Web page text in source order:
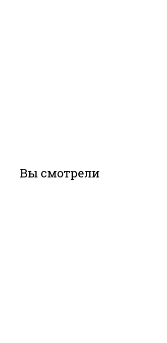
Вы смотрели